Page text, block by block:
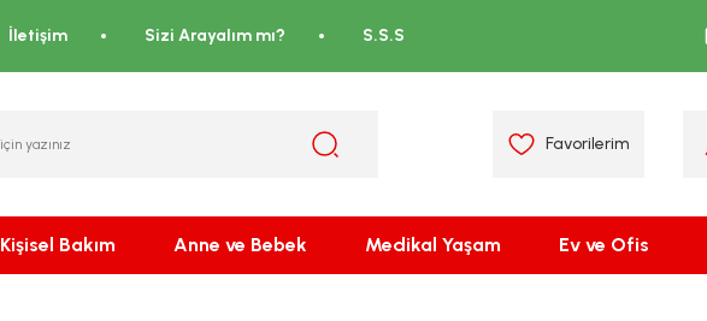
İletişim Sizi Arayalım mı? S.S.S
Favorilerim
Kişisel Bakım Anne ve Bebek Medikal Yaşam Ev ve Ofis